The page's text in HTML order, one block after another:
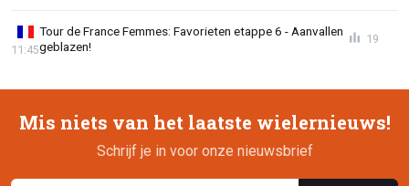
Tour de France Femmes: Favorieten etappe 6 - Aanvallen
geblazen!
11:45
19
Mis niets van het laatste wielernieuws!
Schrijf je in voor onze nieuwsbrief